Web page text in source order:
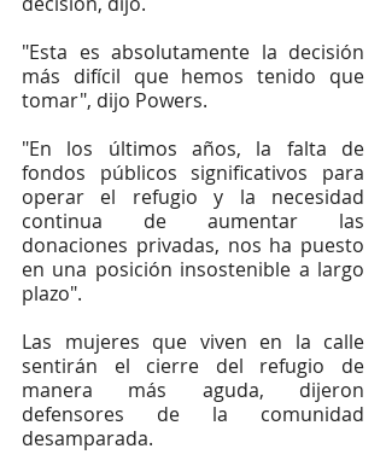
"Esta es absolutamente la decisión
más difícil que hemos tenido que
tomar", dijo Powers.
"En los últimos años, la falta de
fondos públicos significativos para
operar el refugio y la necesidad
continua de aumentar las
donaciones privadas, nos ha puesto
en una posición insostenible a largo
plazo".
Las mujeres que viven en la calle
sentirán el cierre del refugio de
manera más aguda, dijeron
defensores de la comunidad
desamparada.